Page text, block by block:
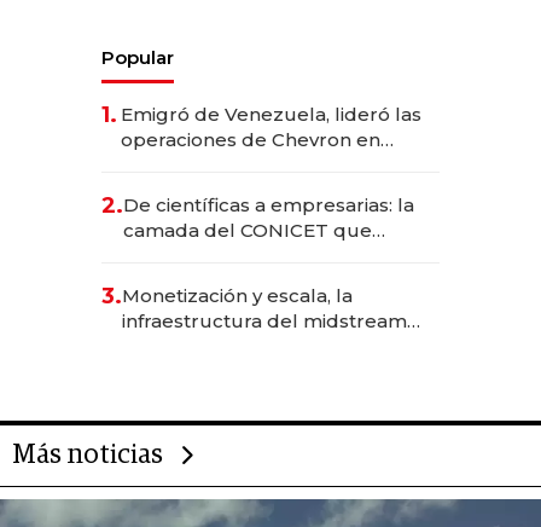
Popular
1. Emigró de Venezuela, lideró las
operaciones de Chevron en
2.De científicas a empresarias: la
camada del CONICET que
3.Monetización y escala, la
infraestructura del midstream
Más noticias